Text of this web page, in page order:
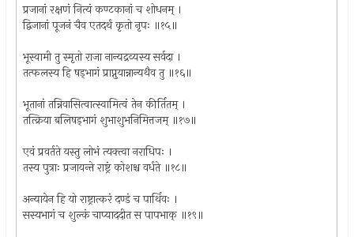
प्रजानां रक्षणं नित्यं कण्टकानां च शोधनम् ।
द्विजानां पूजनं चैव एतदर्थं कृतो नृपः ॥१५॥
भूस्वामी तु स्मृतो राजा नान्यद्रव्यस्य सर्वदा ।
तत्फलस्य हि षड्भागं प्राप्नुयान्नान्यथैव तु ॥१६॥
भूतानां तन्निवासित्वात्स्वामित्वं तेन कीर्तितम् ।
तत्क्रिया बलिषड्भागं शुभाशुभनिमित्तजम् ॥१७॥
एवं प्रवर्तते यस्तु लोभं त्यक्त्वा नराधिपः ।
तस्य पुत्राः प्रजायन्ते राष्ट्रं कोशश्च वर्धते ॥१८॥
अन्यायेन हि यो राष्ट्रात्करं दण्डं च पार्थिवः ।
सस्यभागं च शुल्कं चाप्याददीत स पापभाक् ॥१९॥